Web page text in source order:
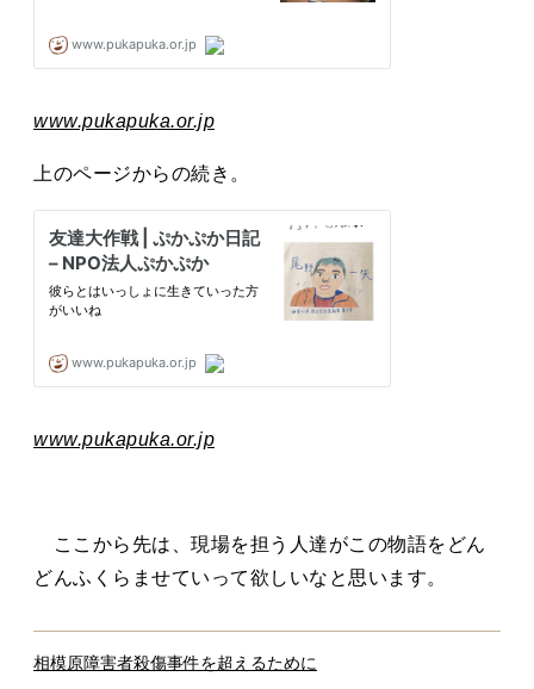
www.pukapuka.or.jp
上のページからの続き。
www.pukapuka.or.jp
ここから先は、現場を担う人達がこの物語をどん
どんふくらませていって欲しいなと思います。
相模原障害者殺傷事件を超えるために